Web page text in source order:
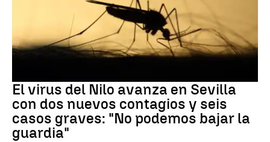
El virus del Nilo avanza en Sevilla
con dos nuevos contagios y seis
casos graves: "No podemos bajar la
guardia"